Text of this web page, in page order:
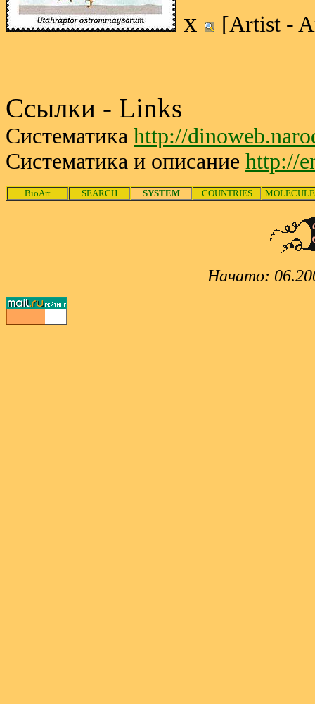
x [Artist -
Ссылки - Links
Систематика http://
Систематика и описание http://
BioArt SEARCH SYSTEM COUNTRIES
Начато: